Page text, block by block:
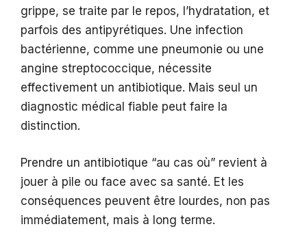
grippe, se traite par le repos, l’hydratation, et
parfois des antipyrétiques. Une infection
bactérienne, comme une pneumonie ou une
angine streptococcique, nécessite
effectivement un antibiotique. Mais seul un
diagnostic médical fiable peut faire la
distinction.
Prendre un antibiotique “au cas où” revient à
jouer à pile ou face avec sa santé. Et les
conséquences peuvent être lourdes, non pas
immédiatement, mais à long terme.